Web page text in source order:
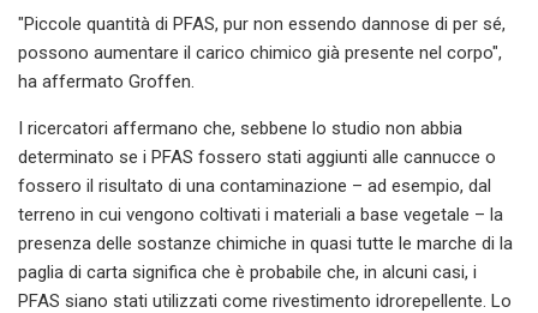
"Piccole quantità di PFAS, pur non essendo dannose di per sé,
possono aumentare il carico chimico già presente nel corpo",
ha affermato Groffen.
I ricercatori affermano che, sebbene lo studio non abbia
determinato se i PFAS fossero stati aggiunti alle cannucce o
fossero il risultato di una contaminazione – ad esempio, dal
terreno in cui vengono coltivati ​​i materiali a base vegetale – la
presenza delle sostanze chimiche in quasi tutte le marche di la
paglia di carta significa che è probabile che, in alcuni casi, i
PFAS siano stati utilizzati come rivestimento idrorepellente. Lo